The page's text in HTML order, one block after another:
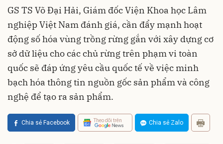
GS TS Võ Đại Hải, Giám đốc Viện Khoa học Lâm
nghiệp Việt Nam đánh giá, cần đẩy mạnh hoạt
động số hóa vùng trồng rừng gắn với xây dựng cơ
sở dữ liệu cho các chủ rừng trên phạm vi toàn
quốc sẽ đáp ứng yêu cầu quốc tế về việc minh
bạch hóa thông tin nguồn gốc sản phẩm và công
nghệ để tạo ra sản phẩm.
Chia sẻ Facebook Theo dõi trên Chia sẻ Zalo